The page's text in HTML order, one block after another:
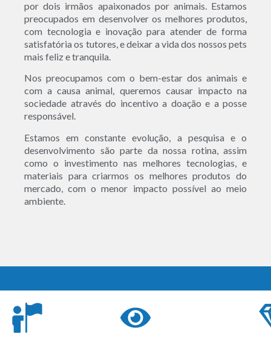
por dois irmãos apaixonados por animais. Estamos
preocupados em desenvolver os melhores produtos,
com tecnologia e inovação para atender de forma
satisfatória os tutores, e deixar a vida dos nossos pets
mais feliz e tranquila.
Nos preocupamos com o bem-estar dos animais e
com a causa animal, queremos causar impacto na
sociedade através do incentivo a doação e a posse
responsável.
Estamos em constante evolução, a pesquisa e o
desenvolvimento são parte da nossa rotina, assim
como o investimento nas melhores tecnologias, e
materiais para criarmos os melhores produtos do
mercado, com o menor impacto possível ao meio
ambiente.